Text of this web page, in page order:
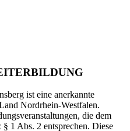
ist eine anerkannte
Nordrhein-Westfalen.
die dem
1 Abs. 2 entsprechen. Diese